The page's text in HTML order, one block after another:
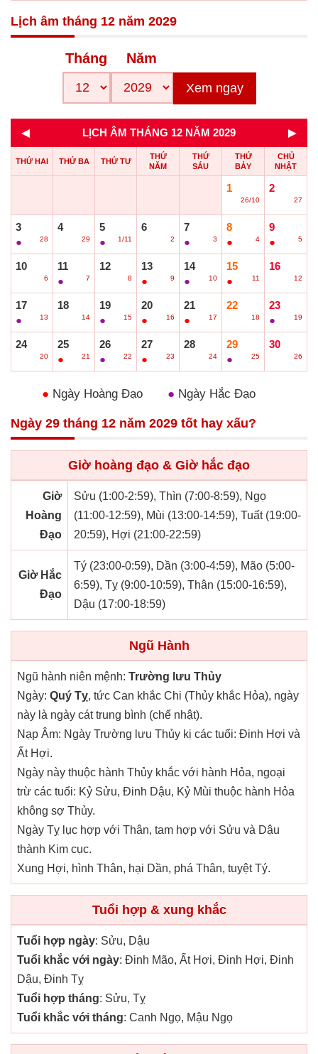
Lịch âm tháng 12 năm 2029
Tháng Năm
Xem ngay
◄ LỊCH ÂM THÁNG 12 NĂM 2029 ►
THỨ HAI THỨ BA THỨ TƯ
THỨ
NĂM
THỨ
SÁU
THỨ
BẢY
CHỦ
NHẬT
1
26/10
2
27
3
●
28
4
29
5
●
1/11
6
2
7
●
3
8
●
4
9
●
5
10
6
11
●
7
12
8
13
●
9
14
●
10
15
●
11
16
12
17
●
13
18
14
19
●
15
20
●
16
21
●
17
22
18
23
●
19
24
20
25
●
21
26
●
22
27
●
23
28
24
29
●
25
30
26
● Ngày Hoàng Đạo ● Ngày Hắc Đạo
Ngày 29 tháng 12 năm 2029 tốt hay xấu?
Giờ hoàng đạo & Giờ hắc đạo
Giờ
Hoàng
Đạo
Sửu (1:00-2:59), Thìn (7:00-8:59), Ngọ
(11:00-12:59), Mùi (13:00-14:59), Tuất (19:00-
20:59), Hợi (21:00-22:59)
Giờ Hắc
Đạo
Tý (23:00-0:59), Dần (3:00-4:59), Mão (5:00-
6:59), Tỵ (9:00-10:59), Thân (15:00-16:59),
Dậu (17:00-18:59)
Ngũ Hành
Ngũ hành niên mệnh: Trường lưu Thủy
Ngày: Quý Tỵ, tức Can khắc Chi (Thủy khắc Hỏa), ngày
này là ngày cát trung bình (chế nhật).
Nạp Âm: Ngày Trường lưu Thủy kị các tuổi: Đinh Hợi và
Ất Hợi.
Ngày này thuộc hành Thủy khắc với hành Hỏa, ngoại
trừ các tuổi: Kỷ Sửu, Đinh Dậu, Kỷ Mùi thuộc hành Hỏa
không sợ Thủy.
Ngày Tỵ lục hợp với Thân, tam hợp với Sửu và Dậu
thành Kim cục.
Xung Hợi, hình Thân, hại Dần, phá Thân, tuyệt Tý.
Tuổi hợp & xung khắc
Tuổi hợp ngày: Sửu, Dậu
Tuổi khắc với ngày: Đinh Mão, Ất Hợi, Đinh Hợi, Đinh
Dậu, Đinh Tỵ
Tuổi hợp tháng: Sửu, Tỵ
Tuổi khắc với tháng: Canh Ngọ, Mậu Ngọ